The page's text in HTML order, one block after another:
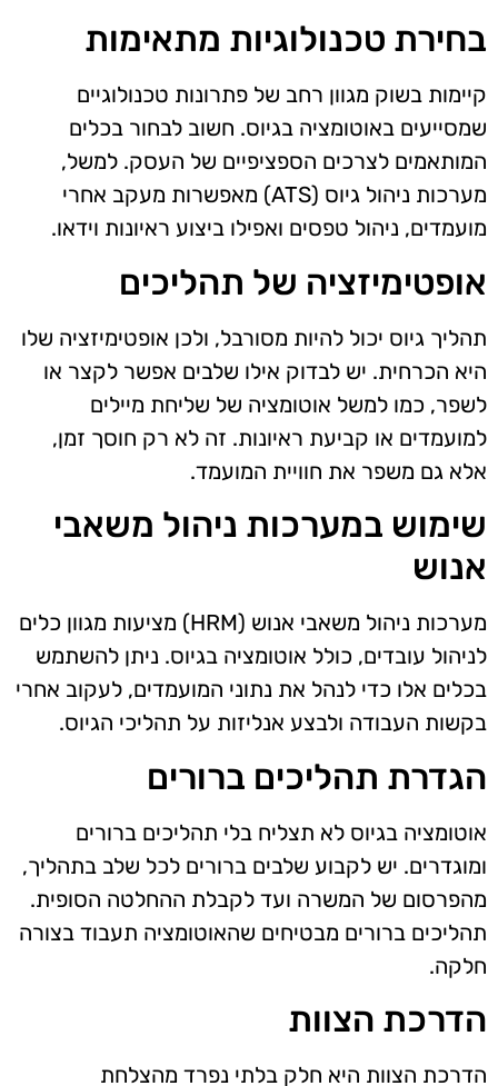
בחירת טכנולוגיות מתאימות
קיימות בשוק מגוון רחב של פתרונות טכנולוגיים
שמסייעים באוטומציה בגיוס. חשוב לבחור בכלים
המותאמים לצרכים הספציפיים של העסק. למשל,
מערכות ניהול גיוס (ATS) מאפשרות מעקב אחרי
מועמדים, ניהול טפסים ואפילו ביצוע ראיונות וידאו.
אופטימיזציה של תהליכים
תהליך גיוס יכול להיות מסורבל, ולכן אופטימיזציה שלו
היא הכרחית. יש לבדוק אילו שלבים אפשר לקצר או
לשפר, כמו למשל אוטומציה של שליחת מיילים
למועמדים או קביעת ראיונות. זה לא רק חוסך זמן,
אלא גם משפר את חוויית המועמד.
שימוש במערכות ניהול משאבי
אנוש
מערכות ניהול משאבי אנוש (HRM) מציעות מגוון כלים
לניהול עובדים, כולל אוטומציה בגיוס. ניתן להשתמש
בכלים אלו כדי לנהל את נתוני המועמדים, לעקוב אחרי
בקשות העבודה ולבצע אנליזות על תהליכי הגיוס.
הגדרת תהליכים ברורים
אוטומציה בגיוס לא תצליח בלי תהליכים ברורים
ומוגדרים. יש לקבוע שלבים ברורים לכל שלב בתהליך,
מהפרסום של המשרה ועד לקבלת ההחלטה הסופית.
תהליכים ברורים מבטיחים שהאוטומציה תעבוד בצורה
חלקה.
הדרכת הצוות
הדרכת הצוות היא חלק בלתי נפרד מהצלחת